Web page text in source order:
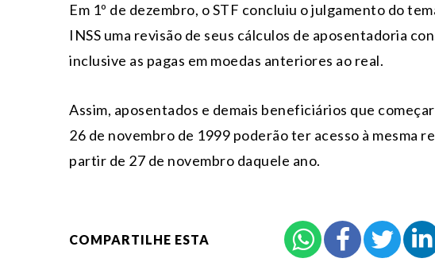
Em 1º de dezembro, o STF concluiu o julgamento do
INSS uma revisão de seus cálculos de aposentadoria
inclusive as pagas em moedas anteriores ao real.
Assim, aposentados e demais beneficiários que
26 de novembro de 1999 poderão ter acesso à mesma
partir de 27 de novembro daquele ano.
COMPARTILHE ESTA